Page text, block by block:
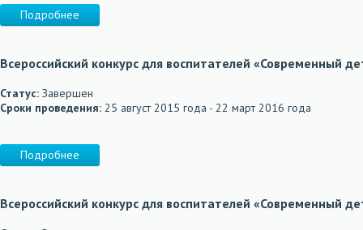
Подробнее
Всероссийский конкурс для воспитателей «Современный
Статус: Завершен
Сроки проведения: 25 август 2015 года - 22 март 2016 года
Подробнее
Всероссийский конкурс для воспитателей «Современный